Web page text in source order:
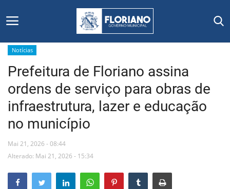
Início
Editais
Floriano
Secretarias e Órgãos
Mural de Licitações
Notícias
Prefeitura de Floriano assina
ordens de serviço para obras de
infraestrutura, lazer e educação
no município
Mai 21, 2026 - 08:44
Alterado: Mai 21, 2026 - 15:34